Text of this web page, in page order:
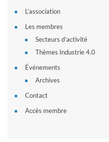
L’association
Les membres
Secteurs d’activité
Thèmes Industrie 4.0
Événements
Archives
Contact
Accès membre